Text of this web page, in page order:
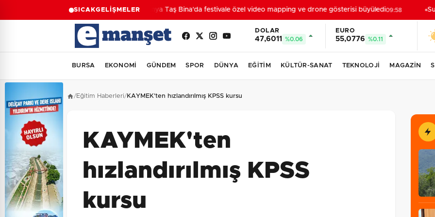
SICAKGELİŞMELERKonya Taş Bina'da festivale özel video mapping ve drone gösterisi büyüledi09:58
DOLAR
47,6011 %0.06
EURO
55,0776 %0.11
BURSA EKONOMİ GÜNDEM SPOR DÜNYA EĞİTİM KÜLTÜR-SANAT TEKNOLOJİ MAGAZİN
/Eğitim Haberleri/KAYMEK'ten hızlandırılmış KPSS kursu
KAYMEK'ten
hızlandırılmış KPSS
kursu